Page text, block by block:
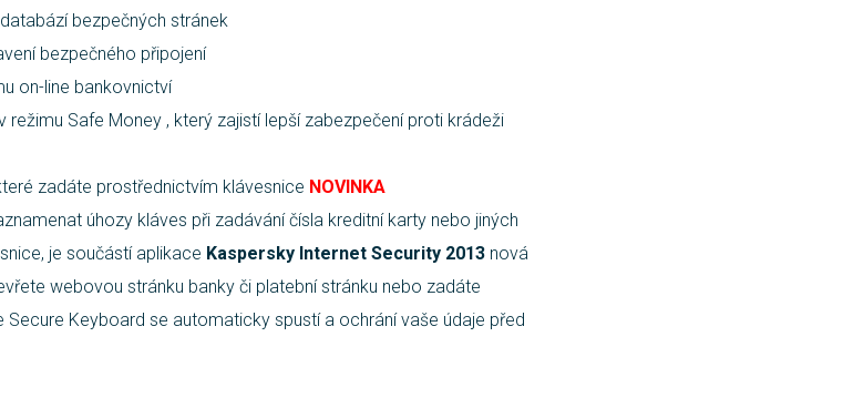
bezpečných stránek
bezpečného připojení
on-line bankovnictví
Safe Money , který zajistí lepší zabezpečení proti krádeži
zadáte prostřednictvím klávesnice NOVINKA
úhozy kláves při zadávání čísla kreditní karty nebo jiných
je součástí aplikace Kaspersky Internet Security 2013 nová
webovou stránku banky či platební stránku nebo zadáte
Keyboard se automaticky spustí a ochrání vaše údaje před